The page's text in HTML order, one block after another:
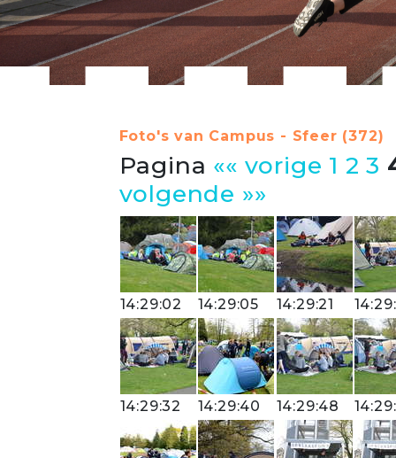
Foto's van Campus - Sfeer (372)
Pagina «« vorige 1 2 3
volgende »»
14:29:02 14:29:05 14:29:21
14:29:32 14:29:40 14:29:48